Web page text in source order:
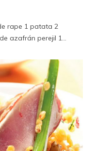
rape 1 patata 2
azafrán perejil 1…